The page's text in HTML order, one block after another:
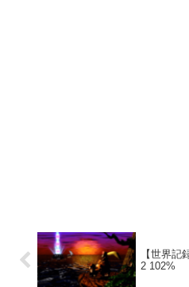
【世界
2 102%